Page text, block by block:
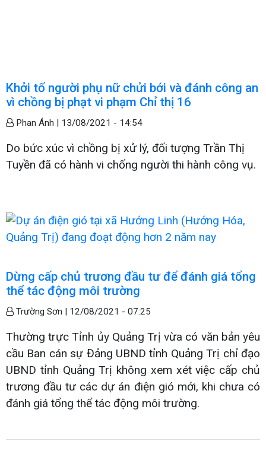
Khởi tố người phụ nữ chửi bới và đánh công an
vì chồng bị phạt vi phạm Chỉ thị 16
Phan Ánh | 13/08/2021 - 14:54
Do bức xúc vì chồng bị xử lý, đối tượng Trần Thị
Tuyền đã có hành vi chống người thi hành công vụ.
Dừng cấp chủ trương đầu tư để đánh giá tổng
thể tác động môi trường
Trường Sơn | 12/08/2021 - 07:25
Thường trực Tỉnh ủy Quảng Trị vừa có văn bản yêu
cầu Ban cán sự Đảng UBND tỉnh Quảng Trị chỉ đạo
UBND tỉnh Quảng Trị không xem xét việc cấp chủ
trương đầu tư các dự án điện gió mới, khi chưa có
đánh giá tổng thể tác động môi trường.